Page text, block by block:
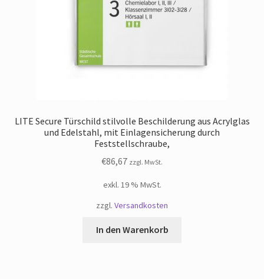
LITE Secure Türschild stilvolle Beschilderung aus Acrylglas
und Edelstahl, mit Einlagensicherung durch
Feststellschraube,
€86,67 zzgl. MwSt.
exkl. 19 % MwSt.
zzgl. Versandkosten
In den Warenkorb